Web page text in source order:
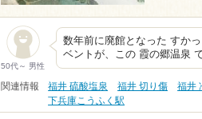
50代～ 男性
数年前に廃館となった すか
ベントが、この 霞の郷温泉
関連情報 福井 硫酸塩泉 福井 切り傷 福井
下兵庫こうふく駅